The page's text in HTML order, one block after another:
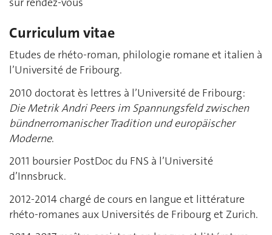
Curriculum vitae
Etudes de rhéto-roman, philologie romane et italien à
l’Université de Fribourg.
2010 doctorat ès lettres à l’Université de Fribourg:
Die Metrik Andri Peers im Spannungsfeld zwischen
bündnerromanischer Tradition und europäischer
Moderne.
2011 boursier PostDoc du FNS à l’Université
d’Innsbruck.
2012-2014 chargé de cours en langue et littérature
rhéto-romanes aux Universités de Fribourg et Zurich.